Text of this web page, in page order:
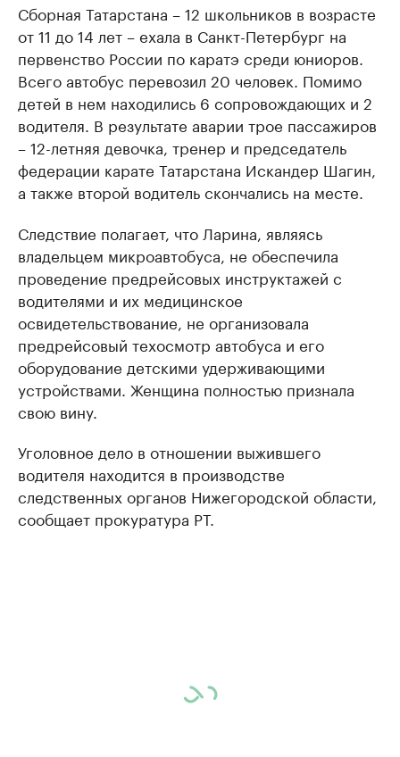
Сборная Татарстана – 12 школьников в возрасте
от 11 до 14 лет – ехала в Санкт-Петербург на
первенство России по каратэ среди юниоров.
Всего автобус перевозил 20 человек. Помимо
детей в нем находились 6 сопровождающих и 2
водителя. В результате аварии трое пассажиров
– 12-летняя девочка, тренер и председатель
федерации карате Татарстана Искандер Шагин,
а также второй водитель скончались на месте.
Следствие полагает, что Ларина, являясь
владельцем микроавтобуса, не обеспечила
проведение предрейсовых инструктажей с
водителями и их медицинское
освидетельствование, не организовала
предрейсовый техосмотр автобуса и его
оборудование детскими удерживающими
устройствами. Женщина полностью признала
свою вину.
Уголовное дело в отношении выжившего
водителя находится в производстве
следственных органов Нижегородской области,
сообщает прокуратура РТ.